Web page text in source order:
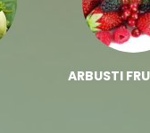
ARBUSTI